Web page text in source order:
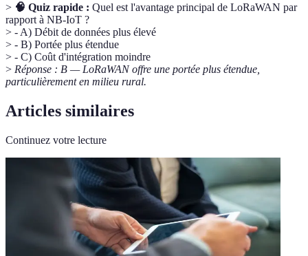
> 🧠 Quiz rapide : Quel est l'avantage principal de LoRaWAN par
rapport à NB-IoT ?
> - A) Débit de données plus élevé
> - B) Portée plus étendue
> - C) Coût d'intégration moindre
> Réponse : B — LoRaWAN offre une portée plus étendue,
particulièrement en milieu rural.
Articles similaires
Continuez votre lecture